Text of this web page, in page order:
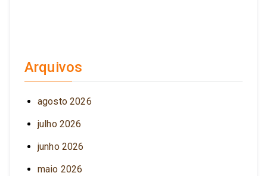
Arquivos
agosto 2026
julho 2026
junho 2026
maio 2026